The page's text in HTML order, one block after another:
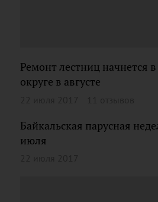
Ремонт лестниц начнется
округе в августе
Байкальская парусная
июля